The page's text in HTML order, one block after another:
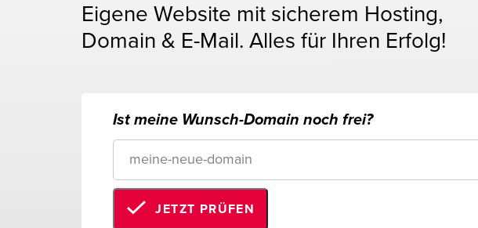
Eigene Website mit sicherem Hosting,
Domain & E-Mail. Alles für Ihren Erfolg!
Ist meine Wunsch-Domain noch frei?
JETZT PRÜFEN